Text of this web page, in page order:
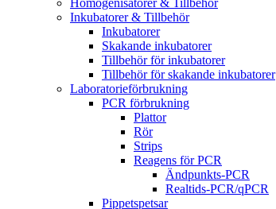
Homogenisatorer & Tillbehör
Inkubatorer & Tillbehör
Inkubatorer
Skakande inkubatorer
Tillbehör för inkubatorer
Tillbehör för skakande inkubatorer
Laboratorieförbrukning
PCR förbrukning
Plattor
Rör
Strips
Reagens för PCR
Ändpunkts-PCR
Realtids-PCR/qPCR
Pippetspetsar